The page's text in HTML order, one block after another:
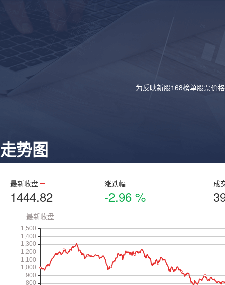
为反映新股168榜单股票价
走势图
最新收盘
1444.82
涨跌幅
-2.96 %
成